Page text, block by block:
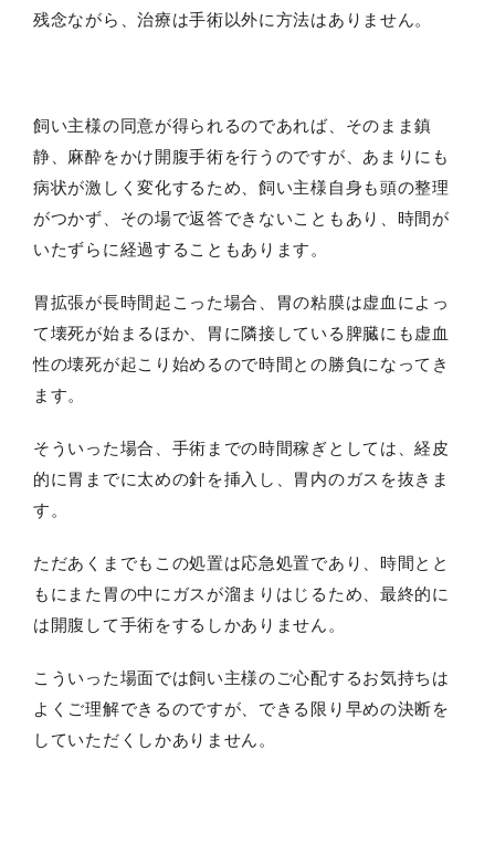
残念ながら、治療は手術以外に方法はありません。
飼い主様の同意が得られるのであれば、そのまま鎮
静、麻酔をかけ開腹手術を行うのですが、あまりにも
病状が激しく変化するため、飼い主様自身も頭の整理
がつかず、その場で返答できないこともあり、時間が
いたずらに経過することもあります。
胃拡張が長時間起こった場合、胃の粘膜は虚血によっ
て壊死が始まるほか、胃に隣接している脾臓にも虚血
性の壊死が起こり始めるので時間との勝負になってき
ます。
そういった場合、手術までの時間稼ぎとしては、経皮
的に胃までに太めの針を挿入し、胃内のガスを抜きま
す。
ただあくまでもこの処置は応急処置であり、時間とと
もにまた胃の中にガスが溜まりはじるため、最終的に
は開腹して手術をするしかありません。
こういった場面では飼い主様のご心配するお気持ちは
よくご理解できるのですが、できる限り早めの決断を
していただくしかありません。